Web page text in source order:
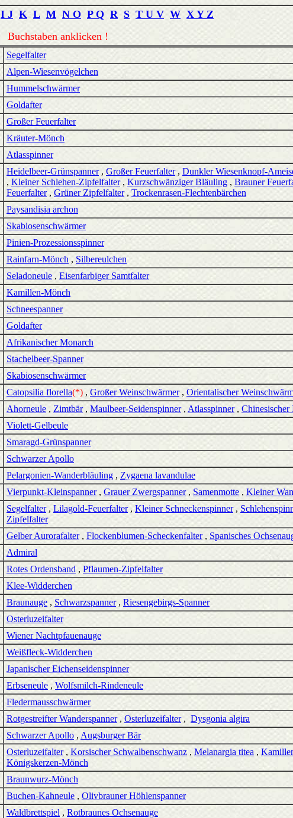
I J K L M N O P Q R S T U V W X Y Z
Buchstaben anklicken !
Segelfalter
Alpen-Wiesenvögelchen
Hummelschwärmer
Goldafter
Großer Feuerfalter
Kräuter-Mönch
Atlasspinner
Heidelbeer-Grünspanner, Großer Feuerfalter, Dunkler Wiesenknopf-
, Kleiner Schlehen-Zipfelfalter, Kurzschwänziger Bläuling , Brauner
Feuerfalter,Grüner Zipfelfalter,Trockenrasen-Flechtenbärchen
Paysandisia archon
Skabiosenschwärmer
Pinien-Prozessionsspinner
Rainfarn-Mönch , Silbereulchen
Seladoneule , Eisenfarbiger Samtfalter
Kamillen-Mönch
Schneespanner
Goldafter
Afrikanischer Monarch
Stachelbeer-Spanner
Skabiosenschwärmer
Catopsilia florella(*) , Großer Weinschwärmer, Orientalischer
Ahorneule , Zimtbär, Maulbeer-Seidenspinner, Atlasspinner, Chinesischer
Violett-Gelbeule
Smaragd-Grünspanner
Schwarzer Apollo
Pelargonien-Wanderbläuling , Zygaena lavandulae
Vierpunkt-Kleinspanner, Grauer Zwergspanner, Samenmotte , Kleiner
Segelfalter,Lilagold-Feuerfalter,Kleiner Schneckenspinner,
Zipfelfalter
Gelber Aurorafalter, Flockenblumen-Scheckenfalter, Spanisches
Admiral
Rotes Ordensband , Pflaumen-Zipfelfalter
Klee-Widderchen
Braunauge , Schwarzspanner, Riesengebirgs-Spanner
Osterluzeifalter
Wiener Nachtpfauenauge
Weißfleck-Widderchen
Japanischer Eichenseidenspinner
Erbseneule , Wolfsmilch-Rindeneule
Fledermausschwärmer
Rotgestreifter Wanderspanner, Osterluzeifalter, Dysgonia algira
Schwarzer Apollo , Augsburger Bär
Osterluzeifalter, Korsischer Schwalbenschwanz , Melanargia titea ,
Königskerzen-Mönch
Braunwurz-Mönch
Buchen-Kahneule , Olivbrauner Höhlenspanner
Waldbrettspiel , Rotbraunes Ochsenauge